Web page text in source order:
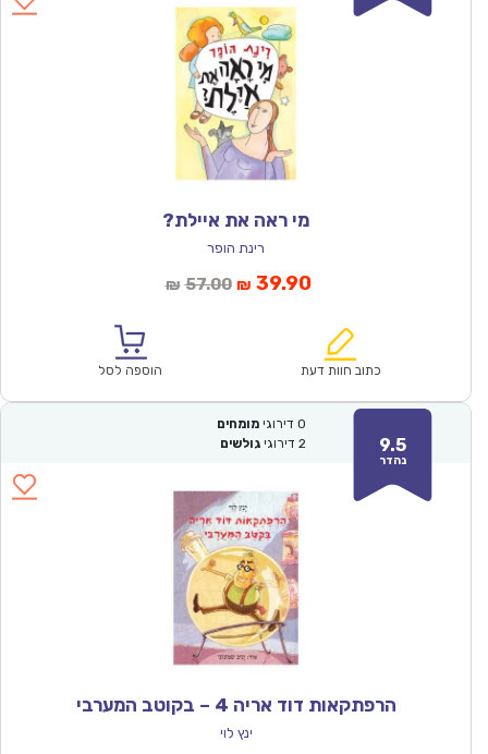
מי ראה את איילת?
רינת הופר
₪ 57.00המחיר
₪57.00.
₪ 39.90המחיר
הוא:
כתוב חוות דעת הוספה לסל
9.5
נהדר
0 דירוגי מומחים
2 דירוגי גולשים
הרפתקאות דוד אריה 4 – בקוטב המערבי
ינץ לוי